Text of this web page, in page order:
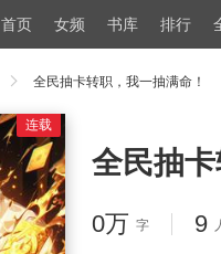
首页 女频 书库 排行
全民抽卡转职，我一抽满命！
连载
全民抽卡
0万 字 9